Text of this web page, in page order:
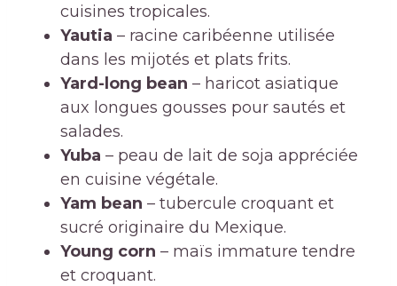
cuisines tropicales.
Yautia – racine caribéenne utilisée
dans les mijotés et plats frits.
Yard-long bean – haricot asiatique
aux longues gousses pour sautés et
salades.
Yuba – peau de lait de soja appréciée
en cuisine végétale.
Yam bean – tubercule croquant et
sucré originaire du Mexique.
Young corn – maïs immature tendre
et croquant.